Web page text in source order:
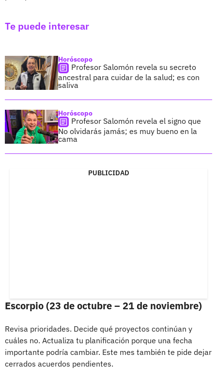
Te puede interesar
Horóscopo
Profesor Salomón revela su secreto
ancestral para cuidar de la salud; es con
saliva
Horóscopo
Profesor Salomón revela el signo que
No olvidarás jamás; es muy bueno en la
cama
PUBLICIDAD
Escorpio (23 de octubre – 21 de noviembre)
Revisa prioridades. Decide qué proyectos continúan y
cuáles no. Actualiza tu planificación porque una fecha
importante podría cambiar. Este mes también te pide dejar
cerrados acuerdos pendientes.